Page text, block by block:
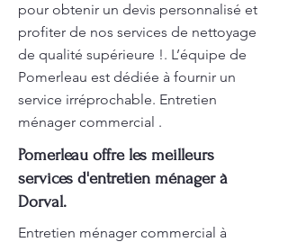
pour obtenir un devis personnalisé et
profiter de nos services de nettoyage
de qualité supérieure !. L’équipe de
Pomerleau est dédiée à fournir un
service irréprochable. Entretien
ménager commercial .
Pomerleau offre les meilleurs
services d'entretien ménager à
Dorval.
Entretien ménager commercial à